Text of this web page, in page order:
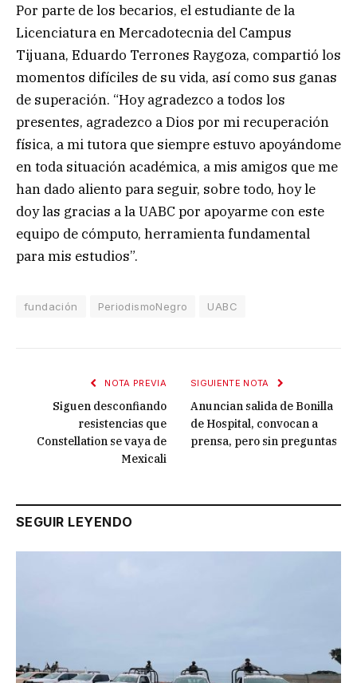
Por parte de los becarios, el estudiante de la
Licenciatura en Mercadotecnia del Campus
Tijuana, Eduardo Terrones Raygoza, compartió los
momentos difíciles de su vida, así como sus ganas
de superación. “Hoy agradezco a todos los
presentes, agradezco a Dios por mi recuperación
física, a mi tutora que siempre estuvo apoyándome
en toda situación académica, a mis amigos que me
han dado aliento para seguir, sobre todo, hoy le
doy las gracias a la UABC por apoyarme con este
equipo de cómputo, herramienta fundamental
para mis estudios”.
fundación PeriodismoNegro UABC
NOTA PREVIA
Siguen desconfiando
resistencias que
Constellation se vaya de
Mexicali
SIGUIENTE NOTA
Anuncian salida de Bonilla
de Hospital, convocan a
prensa, pero sin preguntas
SEGUIR LEYENDO